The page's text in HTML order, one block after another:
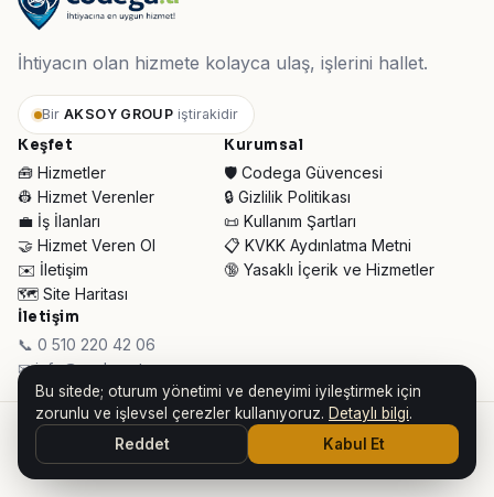
İhtiyacın olan hizmete kolayca ulaş, işlerini hallet.
Bir AKSOY GROUP iştirakidir
Keşfet
🧰 Hizmetler
👷 Hizmet Verenler
💼 İş İlanları
🤝 Hizmet Veren Ol
✉️ İletişim
🗺️ Site Haritası
Kurumsal
🛡️ Codega Güvencesi
🔒 Gizlilik Politikası
📜 Kullanım Şartları
📋 KVKK Aydınlatma Metni
🔞 Yasaklı İçerik ve Hizmetler
İletişim
📞 0 510 220 42 06
✉ info@codega.tr
© 2026 Codega Hizmet Pazaryeri ·
AKSOY GROUP iştirakidir
👥 Toplam Ziyaretçi:30.970 · Bugün:149
Bu sitede; oturum yönetimi ve deneyimi iyileştirmek için
zorunlu ve işlevsel çerezler kullanıyoruz. Detaylı bilgi.
Reddet
Kabul Et